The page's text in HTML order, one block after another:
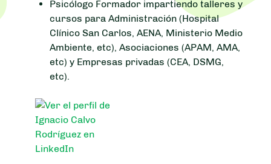
Psicólogo Formador impartiendo talleres y
cursos para Administración (Hospital
Clínico San Carlos, AENA, Ministerio Medio
Ambiente, etc), Asociaciones (APAM, AMA,
etc) y Empresas privadas (CEA, DSMG,
etc).